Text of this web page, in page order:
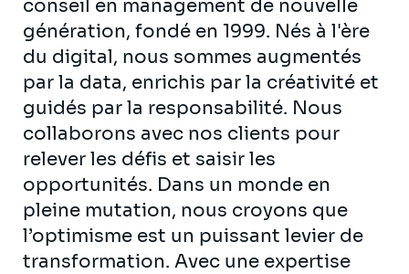
conseil en management de nouvelle
génération, fondé en 1999. Nés à l'ère
du digital, nous sommes augmentés
par la data, enrichis par la créativité et
guidés par la responsabilité. Nous
collaborons avec nos clients pour
relever les défis et saisir les
opportunités. Dans un monde en
pleine mutation, nous croyons que
l’optimisme est un puissant levier de
transformation. Avec une expertise